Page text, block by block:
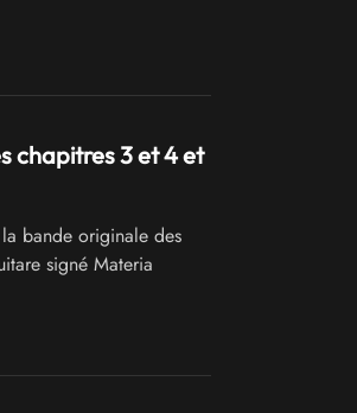
chapitres 3 et 4 et
bande originale des
signé Materia